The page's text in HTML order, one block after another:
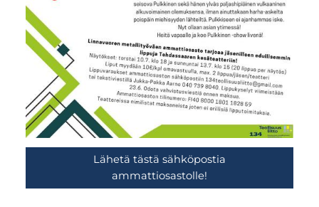
Lähetä tästä sähköpostia
ammattiosastolle!